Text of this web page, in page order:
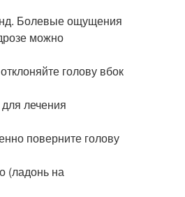
Болевые ощущения
можно
голову вбок
лечения
поверните голову
(ладонь на